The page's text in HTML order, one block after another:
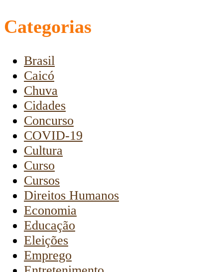
Categorias
Brasil
Caicó
Chuva
Cidades
Concurso
COVID-19
Cultura
Curso
Cursos
Direitos Humanos
Economia
Educação
Eleições
Emprego